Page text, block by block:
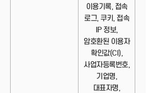
이용기록, 접속
로그, 쿠키, 접속
IP 정보,
암호환된 이용자
확인값(CI),
사업자등록번호,
기업명,
대표자명,